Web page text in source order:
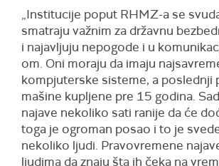
„Institucije poput RHMZ-a se
smatraju važnim za državnu
i najavljuju nepogode i u
om. Oni moraju da imaju
kompjuterske sisteme, a poslednji
mašine kupljene pre 15 godina.
najave nekoliko sati ranije da će
toga je ogroman posao i to je
nekoliko ljudi. Pravovremene
ljudima da znaju šta ih čeka na